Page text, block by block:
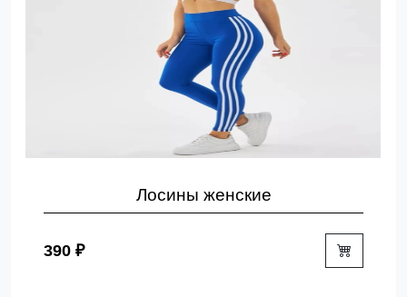
Лосины женские
390 ₽